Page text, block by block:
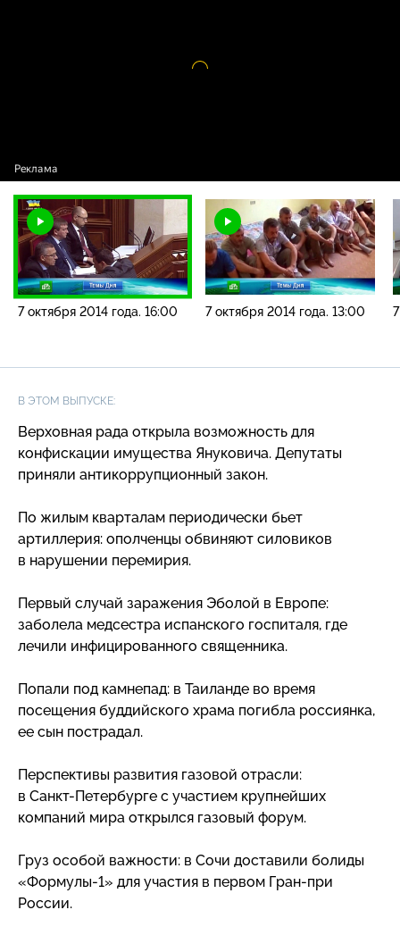
Видео
7 октября 2014 года. 16:00 7 октября 2014 года. 13:00
В ЭТОМ ВЫПУСКЕ:
Верховная рада открыла возможность для
конфискации имущества Януковича. Депутаты
приняли антикоррупционный закон.
По жилым кварталам периодически бьет
артиллерия: ополченцы обвиняют силовиков
в нарушении перемирия.
Первый случай заражения Эболой в Европе:
заболела медсестра испанского госпиталя, где
лечили инфицированного священника.
Попали под камнепад: в Таиланде во время
посещения буддийского храма погибла россиянка,
ее сын пострадал.
Перспективы развития газовой отрасли:
в Санкт-Петербурге с участием крупнейших
компаний мира открылся газовый форум.
Груз особой важности: в Сочи доставили болиды
«Формулы-1» для участия в первом Гран-при
России.